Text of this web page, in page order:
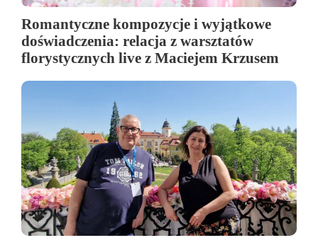
Romantyczne kompozycje i wyjątkowe
doświadczenia: relacja z warsztatów
florystycznych live z Maciejem Krzusem